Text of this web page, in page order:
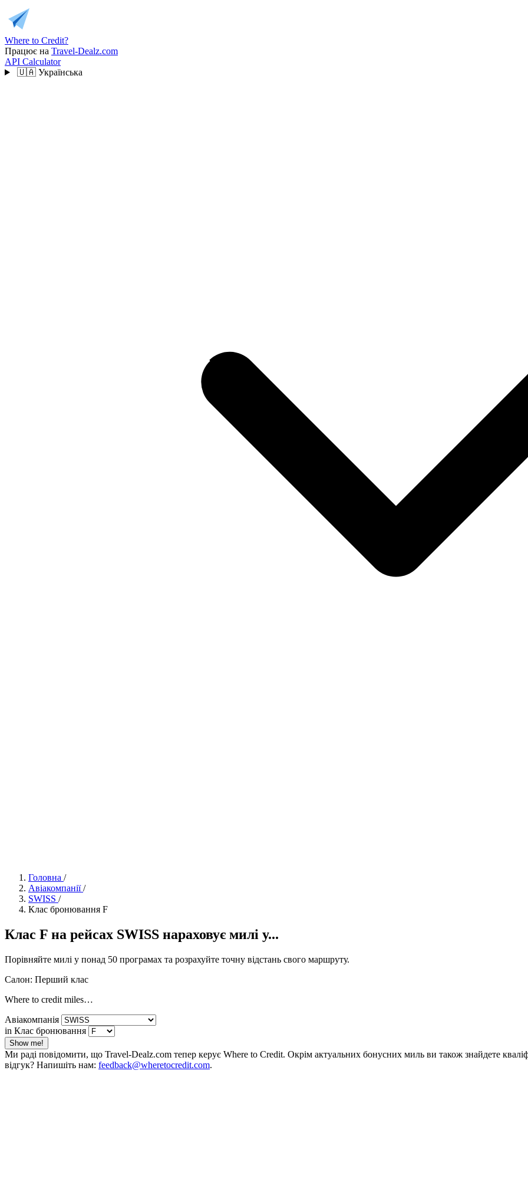
Where to Credit?
Працює на Travel-Dealz.com
API Calculator
🇺🇦 Українська
Головна /
Авіакомпанії /
SWISS /
Клас бронювання F
Клас F на рейсах SWISS нараховує милі у...
Порівняйте милі у понад 50 програмах та розрахуйте точну відстань свого маршруту.
Салон: Перший клас
Where to credit miles…
Авіакомпанія
in Клас бронювання
Show me!
Ми раді повідомити, що Travel-Dealz.com тепер керує Where to Credit. Окрім актуальних бонусних миль ви також знайдете
відгук? Напишіть нам: feedback@wheretocredit.com.